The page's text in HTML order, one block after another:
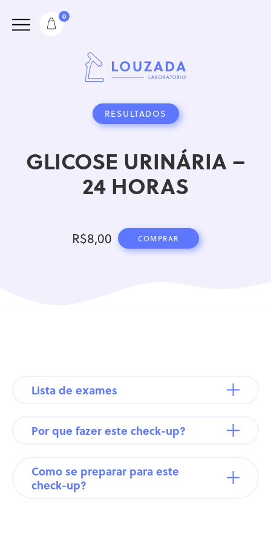
0
RESULTADOS
GLICOSE URINÁRIA –
24 HORAS
R$8,00 COMPRAR
Lista de exames
Por que fazer este check-up?
Como se preparar para este
check-up?